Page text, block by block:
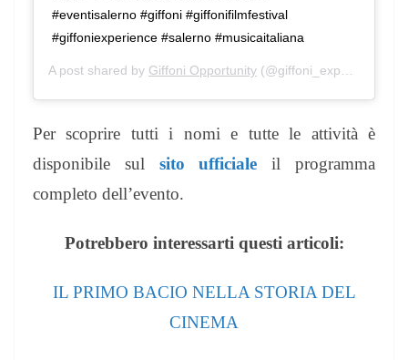
#eventisalerno #giffoni #giffonifilmfestival
#giffoniexperience #salerno #musicaitaliana
A post shared by Giffoni Opportunity (@giffoni_experience) on
Per scoprire tutti i nomi e tutte le attività è
disponibile sul sito ufficiale il programma
completo dell’evento.
Potrebbero interessarti questi articoli:
IL PRIMO BACIO NELLA STORIA DEL
CINEMA